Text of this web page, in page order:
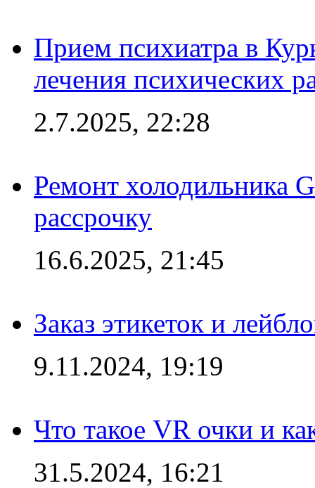
Прием психиатра в
лечения психических
2.7.2025, 22:28
Ремонт холодильника
рассрочку
16.6.2025, 21:45
Заказ этикеток и
9.11.2024, 19:19
Что такое VR очки и
31.5.2024, 16:21